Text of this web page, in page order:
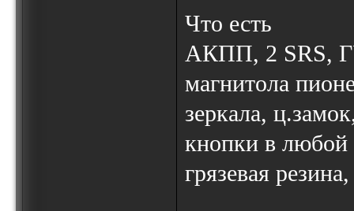
Что есть
АКПП, 2 SRS,
магнитола
зеркала,
кнопки в любой
грязевая